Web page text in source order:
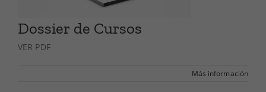
Dossier de Cursos
VER PDF
Más información